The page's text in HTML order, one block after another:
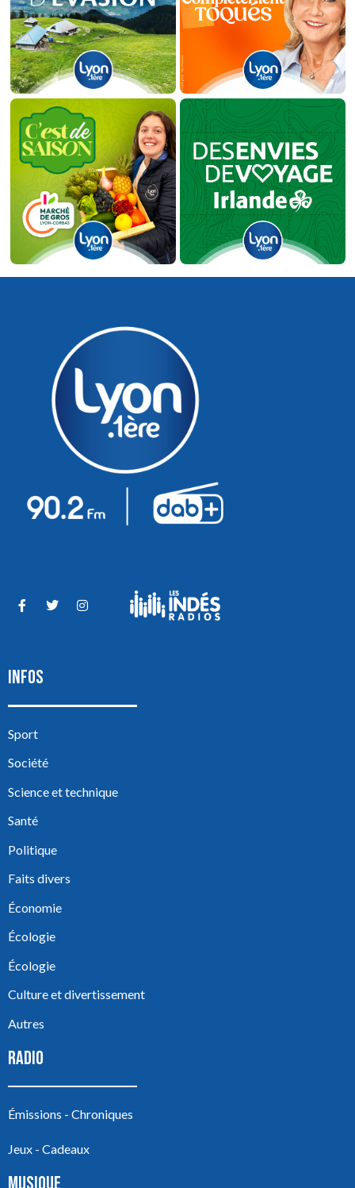
INFOS
Sport
Société
Science et technique
Santé
Politique
Faits divers
Économie
Écologie
Écologie
Culture et divertissement
Autres
RADIO
Émissions - Chroniques
Jeux - Cadeaux